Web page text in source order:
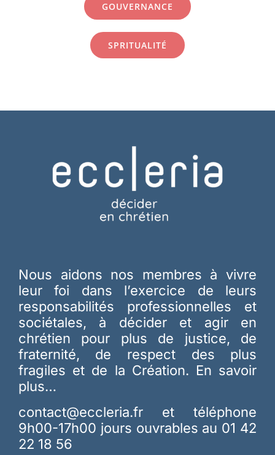
GOUVERNANCE
SPRITUALITÉ
Nous aidons nos membres à vivre
leur foi dans l’exercice de leurs
responsabilités professionnelles et
sociétales, à décider et agir en
chrétien pour plus de justice, de
fraternité, de respect des plus
fragiles et de la Création. En savoir
plus…
contact@eccleria.fr et téléphone
9h00-17h00 jours ouvrables au 01 42
22 18 56